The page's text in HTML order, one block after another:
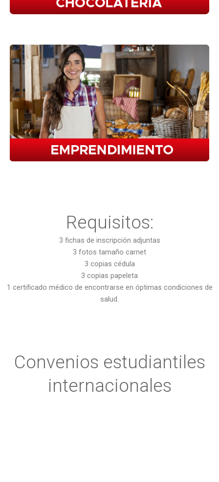
Requisitos:
3 fichas de inscripción adjuntas
3 fotos tamaño carnet
3 copias cédula
3 copias papeleta
1 certificado médico de encontrarse en óptimas condiciones de
salud.
Convenios estudiantiles
internacionales